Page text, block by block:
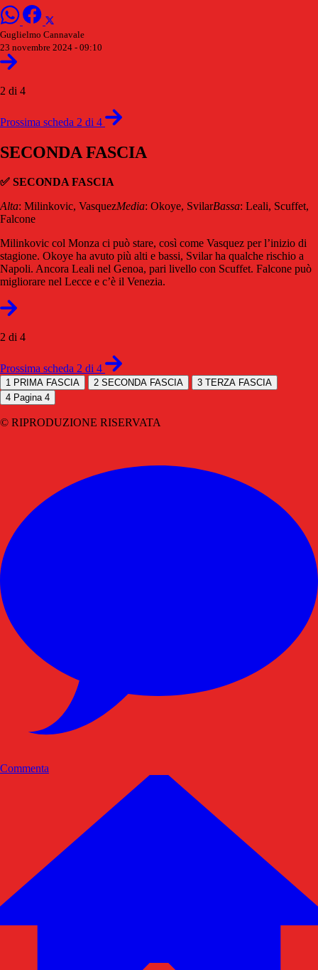
Guglielmo Cannavale
23 novembre 2024 - 09:10
2 di 4
Prossima scheda 2 di 4
SECONDA FASCIA
✅ SECONDA FASCIA
Alta: Milinkovic, VasquezMedia: Okoye, SvilarBassa: Leali, Scuffet,
Falcone
Milinkovic col Monza ci può stare, così come Vasquez per l’inizio di
stagione. Okoye ha avuto più alti e bassi, Svilar ha qualche rischio a
Napoli. Ancora Leali nel Genoa, pari livello con Scuffet. Falcone può
migliorare nel Lecce e c’è il Venezia.
2 di 4
Prossima scheda 2 di 4
1 PRIMA FASCIA 2 SECONDA FASCIA 3 TERZA FASCIA
4 Pagina 4
© RIPRODUZIONE RISERVATA
Commenta